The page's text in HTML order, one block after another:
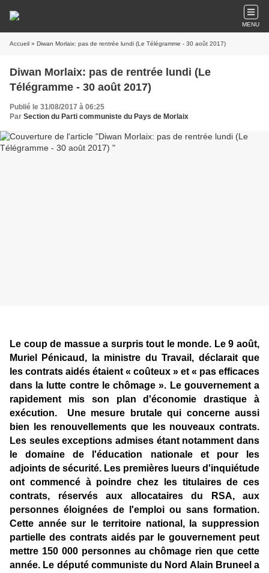
MENU
Accueil » Diwan Morlaix: pas de rentrée lundi (Le Télégramme - 30 août 2017)
Diwan Morlaix: pas de rentrée lundi (Le
Télégramme - 30 août 2017)
Publié le 31/08/2017 à 06:25
Par Section du Parti communiste du Pays de Morlaix
Le coup de massue a surpris tout le monde. Le 9 août,
Muriel Pénicaud, la ministre du Travail, déclarait que
les contrats aidés étaient « coûteux » et « pas efficaces
dans la lutte contre le chômage ». Le gouvernement a
rapidement mis son plan d'économie drastique à
exécution. Une mesure brutale qui concerne aussi
bien les renouvellements que les nouveaux contrats.
Les seules exceptions admises étant notamment dans
le domaine de l'éducation nationale et pour les
adjoints de sécurité. Les premières lueurs d'inquiétude
ont commencé à poindre chez les titulaires de ces
contrats, réservés aux allocataires du RSA, aux
personnes éloignées de l'emploi ou sans formation.
Cette année sur le territoire national, la suppression
partielle des contrats aidés par le gouvernement peut
mettre 150 000 personnes au chômage rien que cette
année. Le député communiste du Nord Alain Bruneel a